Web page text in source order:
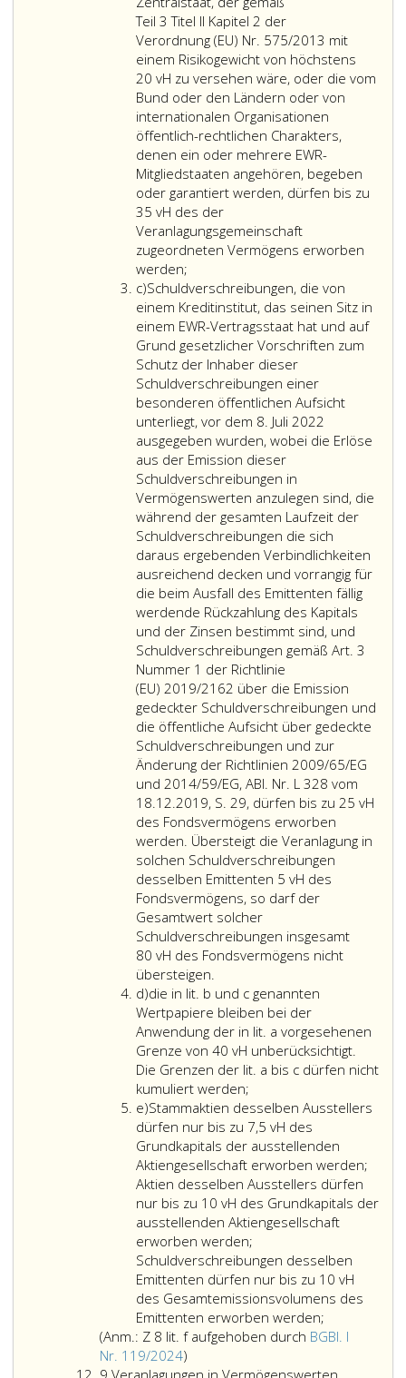
mit
höchstens
25 vH
des
der
Veranlagungsgemeinschaft
zugeordneten
Vermögens
begrenzt;
Teil 3 Titel II Kapitel 2 der
Verordnung (EU) Nr. 575/2013 mit
einem Risikogewicht von höchstens
20 vH zu versehen wäre, oder die vom
Bund oder den Ländern oder von
internationalen Organisationen
öffentlich-rechtlichen Charakters,
denen ein oder mehrere EWR-
Mitgliedstaaten angehören, begeben
oder garantiert werden, dürfen bis zu
35 vH des der
Veranlagungsgemeinschaft
zugeordneten Vermögens erworben
werden;
die
von
demselben
Zentralstaat,
der
gemäß
Teil 3 Titel römisch
II Kapitel 2
der
Verordnung (EU)
Nr. 575/2013
mit
einem
Risikogewicht
von
höchstens
20 vH
zu
versehen
wäre,
oder
die
vom
Bund
oder
den
Ländern
oder
von
internationalen
Organisationen
öffentlich-
rechtlichen
Charakters,
denen
ein
oder
mehrere
EWR-
Mitgliedstaaten
angehören,
begeben
oder
garantiert
werden,
dürfen
bis
zu
35 vH
des
der
Veranlagungsgemeinschaft
zugeordneten
Vermögens
erworben
werden;
c)Litera
c
Schuldverschreibungen, die von
einem Kreditinstitut, das seinen Sitz in
einem EWR-Vertragsstaat hat und auf
Grund gesetzlicher Vorschriften zum
Schutz der Inhaber dieser
Schuldverschreibungen einer
besonderen öffentlichen Aufsicht
unterliegt, vor dem 8. Juli 2022
ausgegeben wurden, wobei die Erlöse
aus der Emission dieser
Schuldverschreibungen in
Vermögenswerten anzulegen sind, die
während der gesamten Laufzeit der
Schuldverschreibungen die sich
daraus ergebenden Verbindlichkeiten
ausreichend decken und vorrangig für
die beim Ausfall des Emittenten fällig
werdende Rückzahlung des Kapitals
und der Zinsen bestimmt sind, und
Schuldverschreibungen gemäß Art. 3
Nummer 1 der Richtlinie
(EU) 2019/2162 über die Emission
gedeckter Schuldverschreibungen und
die öffentliche Aufsicht über gedeckte
Schuldverschreibungen und zur
Änderung der Richtlinien 2009/65/EG
und 2014/59/EG, ABl. Nr. L 328 vom
18.12.2019, S. 29, dürfen bis zu 25 vH
des Fondsvermögens erworben
werden. Übersteigt die Veranlagung in
solchen Schuldverschreibungen
desselben Emittenten 5 vH des
Fondsvermögens, so darf der
Gesamtwert solcher
Schuldverschreibungen insgesamt
80 vH des Fondsvermögens nicht
übersteigen.
die
von
einem
Kreditinstitut,
das
seinen
Sitz
in
einem
EWR-
Vertragsstaat
hat
und
auf
Grund
gesetzlicher
Vorschriften
zum
Schutz
Inhaber
d)Litera
d
die in lit. b und c genannten
Wertpapiere bleiben bei der
Anwendung der in lit. a vorgesehenen
Grenze von 40 vH unberücksichtigt.
Die Grenzen der lit. a bis c dürfen nicht
kumuliert werden;
in
Litera
b
und
c
genannten
Wertpapiere
bleiben
bei
der
Anwendung
der
in
a,
e)Litera
e
Stammaktien desselben Ausstellers
dürfen nur bis zu 7,5 vH des
Grundkapitals der ausstellenden
Aktiengesellschaft erworben werden;
Aktien desselben Ausstellers dürfen
nur bis zu 10 vH des Grundkapitals der
ausstellenden Aktiengesellschaft
erworben werden;
Schuldverschreibungen desselben
Emittenten dürfen nur bis zu 10 vH
des Gesamtemissionsvolumens des
Emittenten erworben werden;
(Anm.: Z 8 lit. f aufgehoben durch BGBl. I
Nr. 119/2024)
Ziffer
9. Ziffer
Veranlagungen in Vermögenswerten